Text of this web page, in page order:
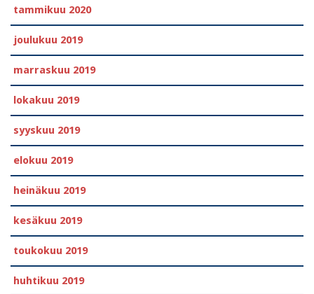
tammikuu 2020
joulukuu 2019
marraskuu 2019
lokakuu 2019
syyskuu 2019
elokuu 2019
heinäkuu 2019
kesäkuu 2019
toukokuu 2019
huhtikuu 2019